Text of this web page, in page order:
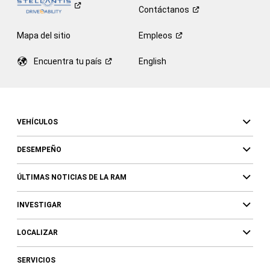
Contáctanos
Mapa del sitio Empleos
Encuentra tu país English
VEHÍCULOS
DESEMPEÑO
ÚLTIMAS NOTICIAS DE LA RAM
INVESTIGAR
LOCALIZAR
SERVICIOS